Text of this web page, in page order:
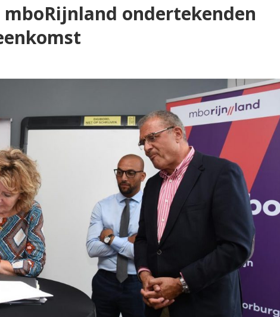
mboRijnland ondertekenden